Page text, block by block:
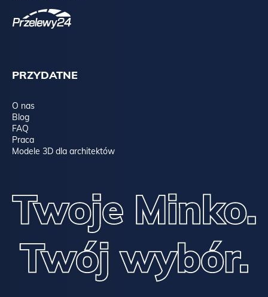
PRZYDATNE
O nas
Blog
FAQ
Praca
Modele 3D dla architektów